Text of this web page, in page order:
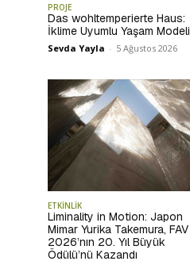
PROJE
Das wohltemperierte Haus:
İklime Uyumlu Yaşam Modeli
Sevda Yayla - 5 Ağustos 2026
ETKİNLİK
Liminality in Motion: Japon
Mimar Yurika Takemura, FAV
2026’nın 20. Yıl Büyük
Ödülü’nü Kazandı